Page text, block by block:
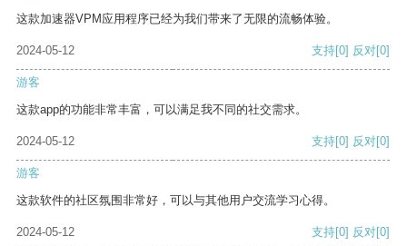
这款加速器VPM应用程序已经为我们带来了无限的流畅体验。
2024-05-12 支持[0] 反对[0]
游客
这款app的功能非常丰富，可以满足我不同的社交需求。
2024-05-12 支持[0] 反对[0]
游客
这款软件的社区氛围非常好，可以与其他用户交流学习心得。
2024-05-12 支持[0] 反对[0]